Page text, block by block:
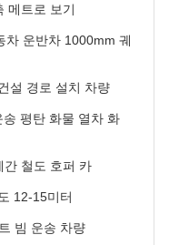
메트로 보기
차 운반차 1000mm 궤
설 경로 설치 차량
평탄 화물 열차 화
철도 호퍼 카
12-15미터
빔 운송 차량